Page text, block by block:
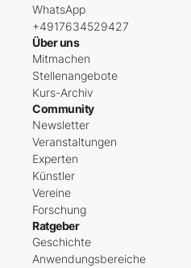
WhatsApp
+4917634529427
Über uns
Mitmachen
Stellenangebote
Kurs-Archiv
Community
Newsletter
Veranstaltungen
Experten
Künstler
Vereine
Forschung
Ratgeber
Geschichte
Anwendungsbereiche